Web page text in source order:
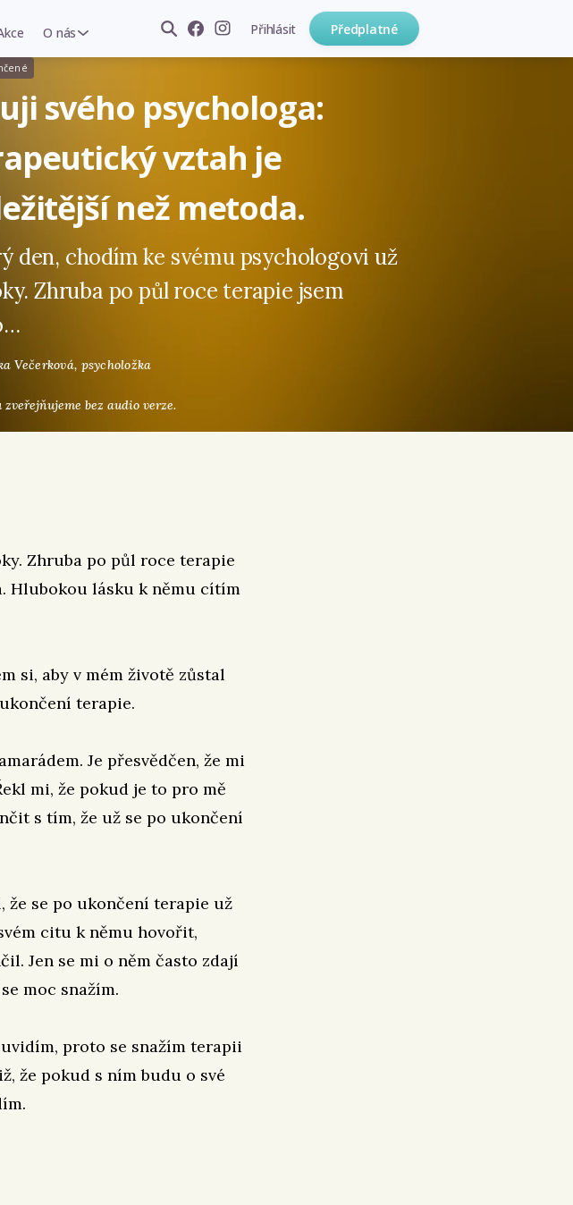
O nás Přihlásit Předplatné
svého psychologa:
vztah je
než metoda.
den, chodím ke svému psychologovi už
Zhruba po půl roce terapie jsem
Večerková, psycholožka
zveřejňujeme bez audio verze.
Zhruba po půl roce terapie
Hlubokou lásku k němu cítím
si, aby v mém životě zůstal
terapie.
Je přesvědčen, že mi
mi, že pokud je to pro mě
s tím, že už se po ukončení
že se po ukončení terapie už
citu k němu hovořit,
Jen se mi o něm často zdají
moc snažím.
proto se snažím terapii
že pokud s ním budu o své